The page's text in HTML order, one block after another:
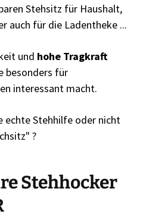
Stehsitz für Haushalt,
auch für die Ladentheke ...
und hohe Tragkraft
besonders für
interessant macht.
echte Stehhilfe oder nicht
?
Stehhocker